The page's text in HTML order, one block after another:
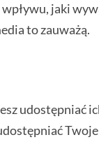
jaki
to zauważą.
udostępniać